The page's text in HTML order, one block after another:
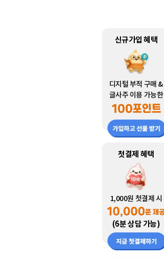
신규가입 혜택
디지털 부적 구매 &
글사주 이용 가능한
첫결제 혜택
1,000원 첫결제 시
(6분 상담 가능)